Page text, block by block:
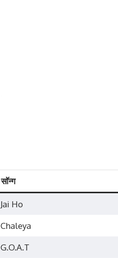
सॉन्ग
Jai Ho
Chaleya
G.O.A.T